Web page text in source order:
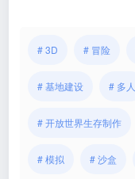
# 3D # 冒险
# 基地建设 # 多人
# 开放世界生存制作
# 模拟 # 沙盒